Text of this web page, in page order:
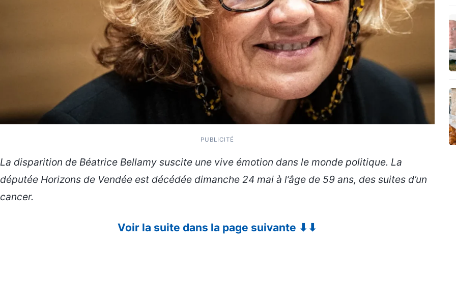
PUBLICITÉ
La disparition de Béatrice Bellamy suscite une vive émotion dans le monde politique. La
députée Horizons de Vendée est décédée dimanche 24 mai à l’âge de 59 ans, des suites d’un
cancer.
Voir la suite dans la page suivante ⬇⬇